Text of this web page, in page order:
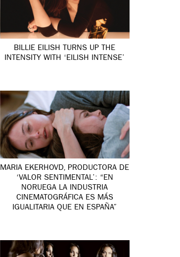
BILLIE EILISH TURNS UP THE
INTENSITY WITH ‘EILISH INTENSE’
MARIA EKERHOVD, PRODUCTORA DE
‘VALOR SENTIMENTAL’: “EN
NORUEGA LA INDUSTRIA
CINEMATOGRÁFICA ES MÁS
IGUALITARIA QUE EN ESPAÑA”